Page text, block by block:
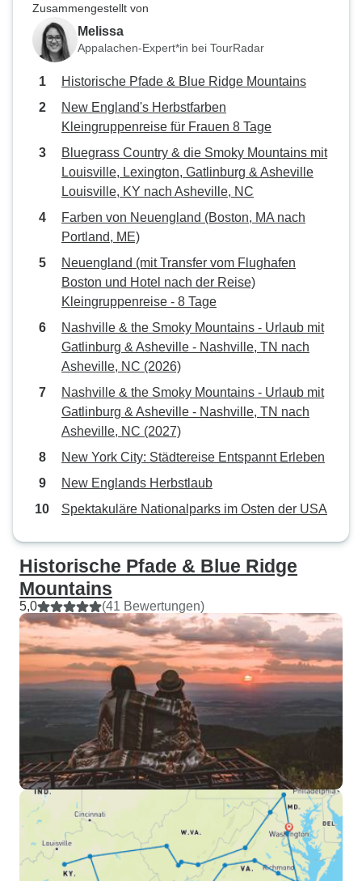
Zusammengestellt von
Melissa
Appalachen-Expert*in bei TourRadar
Historische Pfade & Blue Ridge Mountains
New England's Herbstfarben
Kleingruppenreise für Frauen 8 Tage
Bluegrass Country & die Smoky Mountains mit
Louisville, Lexington, Gatlinburg & Asheville
Louisville, KY nach Asheville, NC
Farben von Neuengland (Boston, MA nach
Portland, ME)
Neuengland (mit Transfer vom Flughafen
Boston und Hotel nach der Reise)
Kleingruppenreise - 8 Tage
Nashville & the Smoky Mountains - Urlaub mit
Gatlinburg & Asheville - Nashville, TN nach
Asheville, NC (2026)
Nashville & the Smoky Mountains - Urlaub mit
Gatlinburg & Asheville - Nashville, TN nach
Asheville, NC (2027)
New York City: Städtereise Entspannt Erleben
New Englands Herbstlaub
Spektakuläre Nationalparks im Osten der USA
Historische Pfade & Blue Ridge
Mountains
5,0 (41 Bewertungen)